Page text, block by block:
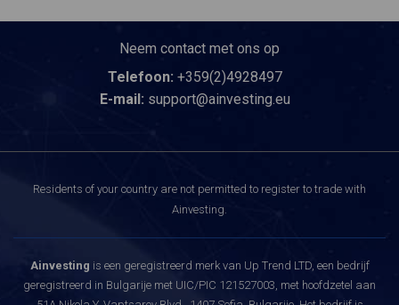
Neem contact met ons op
Telefoon: +359(2)4928497
E-mail: support@ainvesting.eu
Residents of your country are not permitted to register to trade with
Ainvesting.
Ainvesting is een geregistreerd merk van Up Trend LTD, een bedrijf
geregistreerd in Bulgarije met UIC/PIC 121527003, met hoofdzetel aan